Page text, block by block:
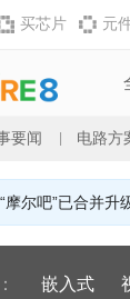
买芯片 元
要闻 | 电路方
摩尔吧”已合并升
嵌入式